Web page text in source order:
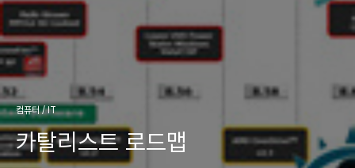
컴퓨터 / IT
카탈리스트 로드맵